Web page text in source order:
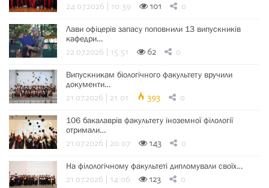
24.07.2026 | 10:39 101 0
Лави офіцерів запасу поповнили 13 випускників
кафедри…
22.07.2026 | 15:51 62 0
Випускникам біологічного факультету вручили
документи…
21.07.2026 | 21:01 393 0
106 бакалаврів факультету іноземної філології
отримали…
21.07.2026 | 20:07 143 0
На філологічному факультеті дипломували своїх…
21.07.2026 | 14:06 123 0